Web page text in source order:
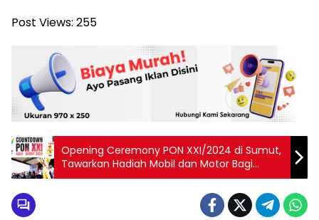
Post Views: 255
Opening Ceremony PON XXI/2024 di Sumut,
Tawarkan Hadiah Mobil dan Motor Bagi
Penonton